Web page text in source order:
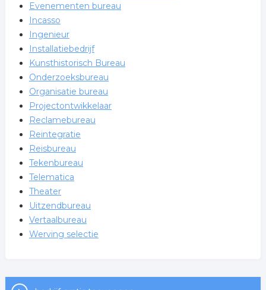
Evenementen bureau
Incasso
Ingenieur
Installatiebedrijf
Kunsthistorisch Bureau
Onderzoeksbureau
Organisatie bureau
Projectontwikkelaar
Reclamebureau
Reintegratie
Reisbureau
Tekenbureau
Telematica
Theater
Uitzendbureau
Vertaalbureau
Werving selectie